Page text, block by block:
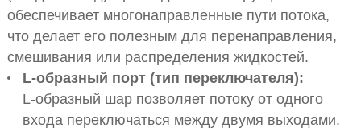
обеспечивает многонаправленные пути потока,
что делает его полезным для перенаправления,
смешивания или распределения жидкостей.
L-образный порт (тип переключателя):
L-образный шар позволяет потоку от одного
входа переключаться между двумя выходами.